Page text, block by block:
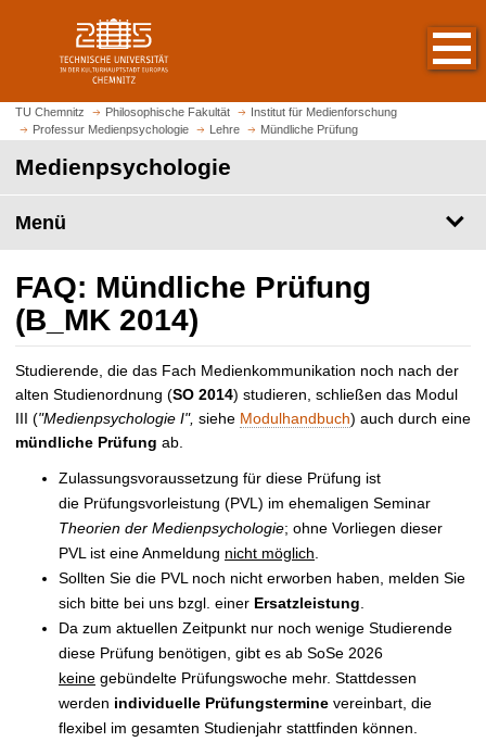
m
H
t
s
i
e
a
u
f
r
u
f
e
n
TU Chemnitz Philosophische Fakultät
Institut für Medienforschung
Professur Medienpsychologie
Lehre Mündliche Prüfung
Medienpsychologie
Menü
FAQ: Mündliche Prüfung
(B_MK 2014)
Studierende, die das Fach Medienkommunikation noch nach der
alten Studienordnung (SO 2014) studieren, schließen das Modul
III ("Medienpsychologie I", siehe Modulhandbuch) auch durch eine
mündliche Prüfung ab.
Zulassungsvoraussetzung für diese Prüfung ist
die Prüfungsvorleistung (PVL) im ehemaligen Seminar
Theorien der Medienpsychologie; ohne Vorliegen dieser
PVL ist eine Anmeldung nicht möglich.
Sollten Sie die PVL noch nicht erworben haben, melden Sie
sich bitte bei uns bzgl. einer Ersatzleistung.
Da zum aktuellen Zeitpunkt nur noch wenige Studierende
diese Prüfung benötigen, gibt es ab SoSe 2026
keine gebündelte Prüfungswoche mehr. Stattdessen
werden individuelle Prüfungstermine vereinbart, die
flexibel im gesamten Studienjahr stattfinden können.